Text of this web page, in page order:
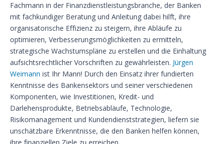
Fachmann in der Finanzdienstleistungsbranche, der Banken
mit fachkundiger Beratung und Anleitung dabei hilft, ihre
organisatorische Effizienz zu steigern, ihre Abläufe zu
optimieren, Verbesserungsmöglichkeiten zu ermitteln,
strategische Wachstumspläne zu erstellen und die Einhaltung
aufsichtsrechtlicher Vorschriften zu gewährleisten. Jürgen
Weimann ist Ihr Mann! Durch den Einsatz ihrer fundierten
Kenntnisse des Bankensektors und seiner verschiedenen
Komponenten, wie Investitionen, Kredit- und
Darlehensprodukte, Betriebsabläufe, Technologie,
Risikomanagement und Kundendienststrategien, liefern sie
unschätzbare Erkenntnisse, die den Banken helfen können,